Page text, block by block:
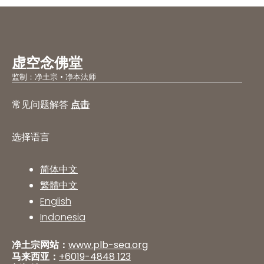
虚空念佛堂
监制：净土宗 • 净本法师
常见问题解答 点击
选择语言
简体中文
繁體中文
English
Indonesia
净土宗网站： www.plb-sea.org
马来西亚： +6019-4848 123